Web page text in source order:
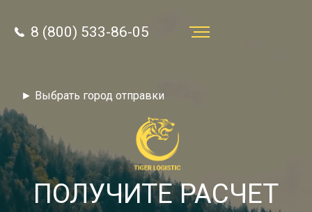
Тарифы
► Выбрать город отправки
8 (800) 533-86-05
ПОЛУЧИТЕ РАСЧЕТ